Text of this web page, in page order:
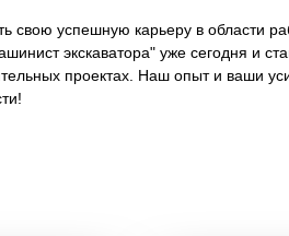
свою успешную карьеру в области
экскаватора" уже сегодня и
проектах. Наш опыт и ваши